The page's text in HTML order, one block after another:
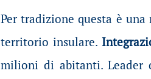
Per tradizione questa è
territorio insulare.
milioni di abitanti.